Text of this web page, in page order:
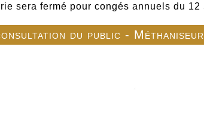
sera fermé pour congés annuels du 12
du public - Méthaniseur